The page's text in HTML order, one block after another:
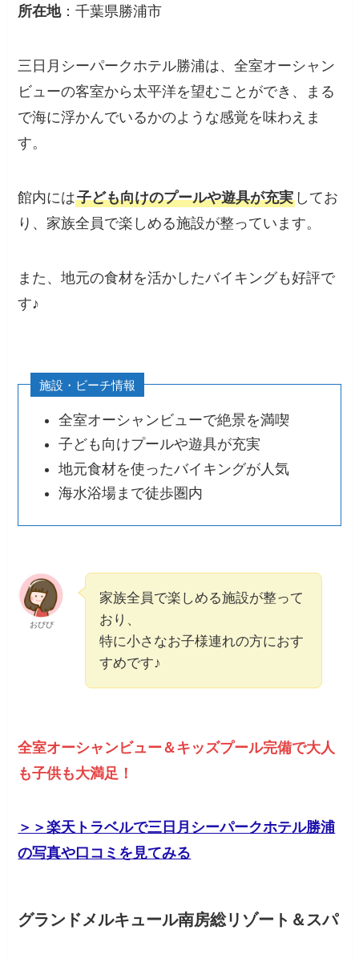
所在地：千葉県勝浦市
三日月シーパークホテル勝浦は、全室オーシャン
ビューの客室から太平洋を望むことができ、まる
で海に浮かんでいるかのような感覚を味わえま
す。​
館内には子ども向けのプールや遊具が充実 してお
り、家族全員で楽しめる施設が整っています。
​また、地元の食材を活かしたバイキングも好評で
す♪
施設・ビーチ情報
全室オーシャンビューで絶景を満喫​
子ども向けプールや遊具が充実​
地元食材を使ったバイキングが人気​
海水浴場まで徒歩圏内
おぴぴ
家族全員で楽しめる施設が整って
おり、
特に小さなお子様連れの方におす
すめです♪
全室オーシャンビュー＆キッズプール完備で大人
も子供も大満足！
＞＞​楽天トラベルで三日月シーパークホテル勝浦
の写真や口コミを見てみる
グランドメルキュール南房総リゾート＆スパ